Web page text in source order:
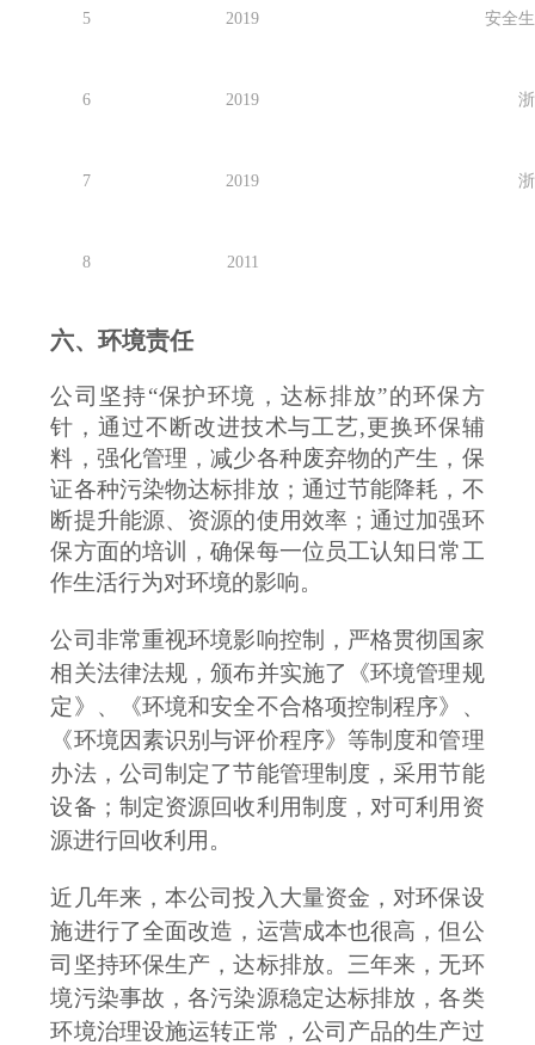
5 2019 安全
6 2019
7 2019
8 2011
六、环境责任
公司坚持“保护环境，达标排放”的环保方
针，通过不断改进技术与工艺,更换环保辅
料 ，强化管理，减少各种废弃物的产生，保
证各种污染物达标排放；通过节能降耗，不
断提升能源、资源的使用效率；通过加强环
保方面的培训，确保每一位员工认知日常工
作生活行为对环境的影响。
公司非常重视环境影响控制，严格贯彻国家
相关法律法规，颁布并实施了《环境管理规
定》 、 《环境和安全不合格项控制程序》
、
《环境因素识别与评价程序》等制度和管理
办法，公司制定了节能管理制度，采用节能
设备；制定资源回收利用制度，对可利用资
源进行回收利用。
近几年来，本公司投入大量资金，对环保设
施进行了全面改造，运营成本也很高，但公
司坚持环保生产，达标排放。 三年来，无环
境污染事故，各污染源稳定达标排放，各类
环境治理设施运转正常，公司产品的生产过